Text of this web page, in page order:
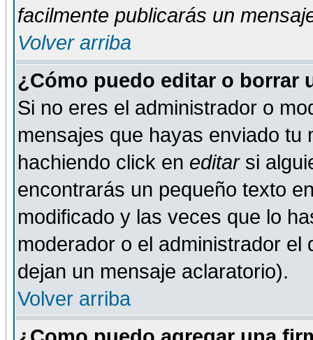
facilmente publicarás un
Volver arriba
¿Cómo puedo editar o borrar
Si no eres el administrador o
mensajes que hayas enviado tu
hachiendo click en editarsi
encontrarás un pequeño texto
modificado y las veces que lo
moderador o el administrador
dejan un mensaje aclaratorio).
Volver arriba